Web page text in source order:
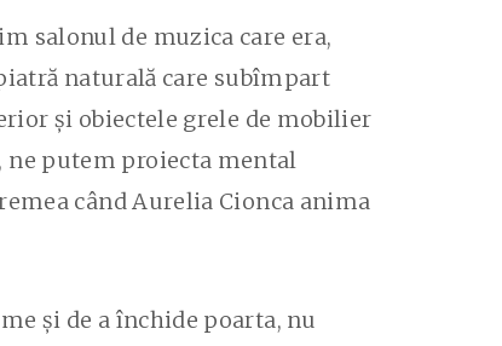
salonul de muzica care era,
naturală care subîmpart
și obiectele grele de mobilier
ne putem proiecta mental
când Aurelia Cionca anima
și de a închide poarta, nu